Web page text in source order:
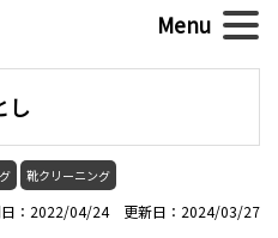
し
靴クリーニング
日：2022/04/24 更新日：2024/03/27